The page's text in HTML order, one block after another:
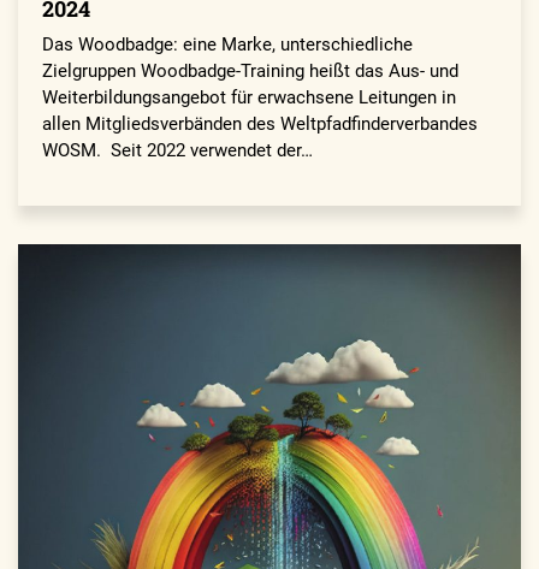
2024
Das Woodbadge: eine Marke, unterschiedliche
Zielgruppen Woodbadge-Training heißt das Aus- und
Weiterbildungsangebot für erwachsene Leitungen in
allen Mitgliedsverbänden des Weltpfadfinderverbandes
WOSM. Seit 2022 verwendet der…